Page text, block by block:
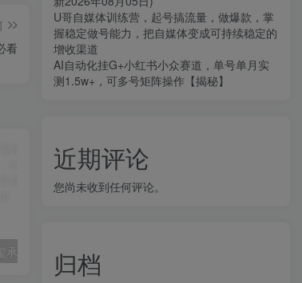
看
U哥自媒体训练营，起号搞流量，做爆款，掌
握稳定做号能力，把自媒体变成可持续稳定的
增收渠道
AI自动化挂G+小红书小众赛道，单号单月实
测1.5w+，可多号矩阵操作【揭秘】
近期评论
您尚未收到任何评论。
归档